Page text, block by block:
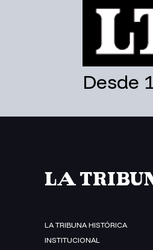
Desde
LA TRIBUNA HISTÓRICA
INSTITUCIONAL